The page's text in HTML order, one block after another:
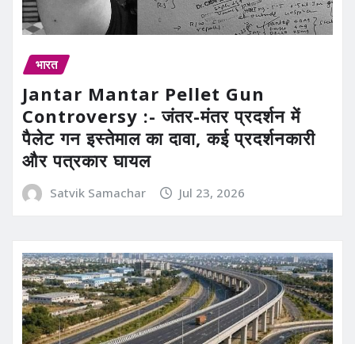
भारत
Jantar Mantar Pellet Gun
Controversy :- जंतर-मंतर प्रदर्शन में
पैलेट गन इस्तेमाल का दावा, कई प्रदर्शनकारी
और पत्रकार घायल
Satvik Samachar Jul 23, 2026